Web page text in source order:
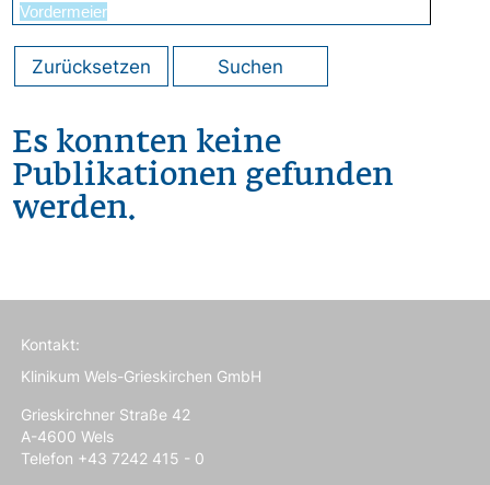
Zurücksetzen Suchen
Es konnten keine
Publikationen gefunden
werden.
Kontakt:
Klinikum Wels-Grieskirchen GmbH
Grieskirchner Straße 42
A-4600 Wels
Telefon +43 7242 415 - 0